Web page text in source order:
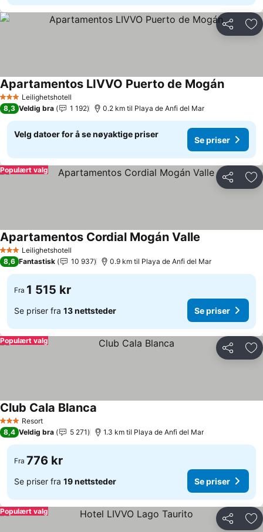
Del
3 StjernerLeilighetshotell
Apartamentos LIVVO Puerto de Mogán
8,3 Veldig bra 1 192 0.2 km til Playa de Anfi del Mar
Velg datoer for å se nøyaktige priser
Se priser
Del
Populært valg
3 StjernerLeilighetshotell
Apartamentos Cordial Mogán Valle
8,6 Fantastisk 10 937 0.9 km til Playa de Anfi del Mar
Fra 1 515 kr
Se priser fra 13 nettsteder Se priser
Del
Populært valg
3 StjernerResort
Club Cala Blanca
8,4 Veldig bra 5 271 1.3 km til Playa de Anfi del Mar
Fra 776 kr
Se priser fra 19 nettsteder Se priser
Del
Populært valg